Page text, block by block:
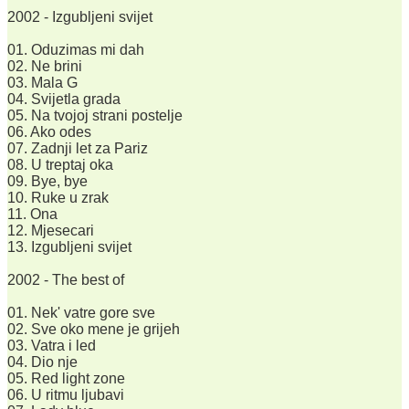
2002 - Izgubljeni svijet
01. Oduzimas mi dah
02. Ne brini
03. Mala G
04. Svijetla grada
05. Na tvojoj strani postelje
06. Ako odes
07. Zadnji let za Pariz
08. U treptaj oka
09. Bye, bye
10. Ruke u zrak
11. Ona
12. Mjesecari
13. Izgubljeni svijet
2002 - The best of
01. Nek' vatre gore sve
02. Sve oko mene je grijeh
03. Vatra i led
04. Dio nje
05. Red light zone
06. U ritmu ljubavi